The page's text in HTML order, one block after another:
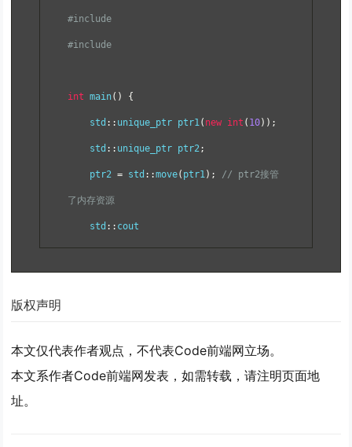
#include
#include
int main() {
    std
:: unique_ptr ptr1( new int ( 10));
    std
:: unique_ptr ptr2;
    ptr2
= std ::move( ptr1); // ptr2接管
了内存资源
    std
:: cout
版权声明
本文仅代表作者观点，不代表Code前端网立场。
本文系作者Code前端网发表，如需转载，请注明页面地
址。